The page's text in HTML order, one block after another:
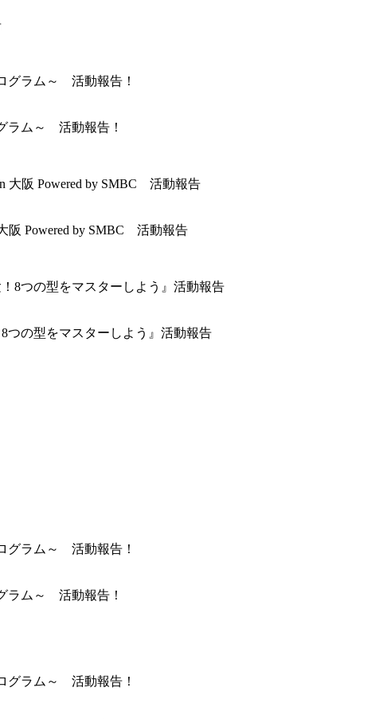
ラム～ 活動報告！
阪 Powered by SMBC 活動報告
つの型をマスターしよう』活動報告
ラム～ 活動報告！